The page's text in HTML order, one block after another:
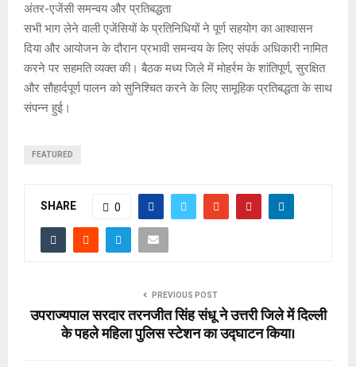
अंतर-एजेंसी समन्वय और प्रतिबद्धता
सभी भाग लेने वाली एजेंसियों के प्रतिनिधियों ने पूर्ण सहयोग का आश्वासन
दिया और आयोजन के दौरान प्रभावी समन्वय के लिए संपर्क अधिकारी नामित
करने पर सहमति व्यक्त की। बैठक मध्य जिले में मोहर्रम के शांतिपूर्ण, सुरक्षित
और सौहार्दपूर्ण पालन को सुनिश्चित करने के लिए सामूहिक प्रतिबद्धता के साथ
संपन्न हुई।
FEATURED
SHARE 0
PREVIOUS POST
उपराज्यपाल सरदार तरनजीत सिंह संधू ने उत्तरी जिले में दिल्ली
के पहले महिला पुलिस स्टेशन का उद्घाटन किया।